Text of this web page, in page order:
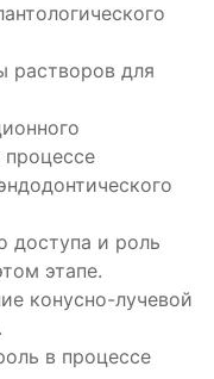
растворов для
доступа и роль
этапе.
конусно-лучевой
в процессе